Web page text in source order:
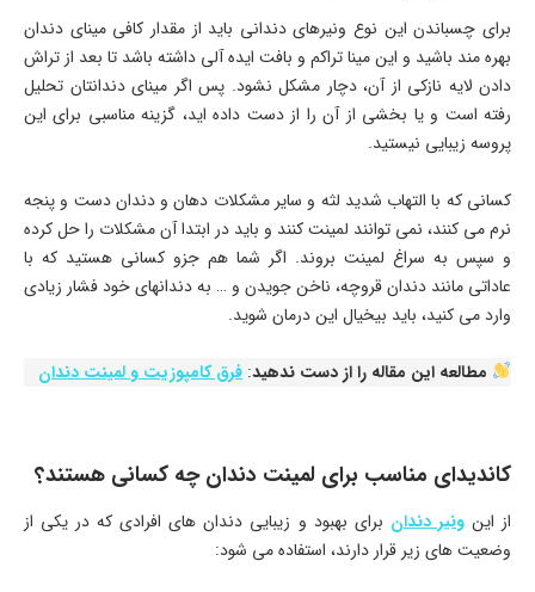
برای چسباندن این نوع ونیرهای دندانی باید از مقدار کافی مینای دندان
بهره مند باشید و این مینا تراکم و بافت ایده آلی داشته باشد تا بعد از تراش
دادن لایه نازکی از آن، دچار مشکل نشود. پس اگر مینای دندانتان تحلیل
رفته است و یا بخشی از آن را از دست داده اید، گزینه مناسبی برای این
پروسه زیبایی نیستید.
کسانی که با التهاب شدید لثه و سایر مشکلات دهان و دندان دست و پنجه
نرم می کنند، نمی توانند لمینت کنند و باید در ابتدا آن مشکلات را حل کرده
و سپس به سراغ لمینت بروند. اگر شما هم جزو کسانی هستید که با
عاداتی مانند دندان قروچه، ناخن جویدن و … به دندانهای خود فشار زیادی
وارد می کنید، باید بیخیال این درمان شوید.
مطالعه این مقاله را از دست ندهید: فرق کامپوزیت و لمینت دندان
کاندیدای مناسب برای لمینت دندان چه کسانی هستند؟
از اینونیر دندان برای بهبود و زیبایی دندان های افرادی که در یکی از
وضعیت های زیر قرار دارند، استفاده می شود: